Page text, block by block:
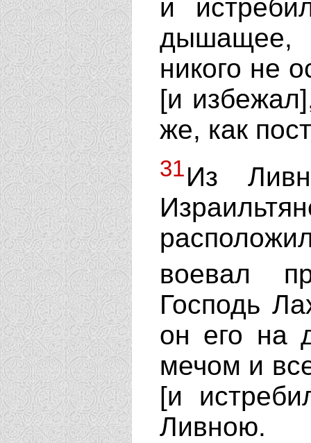
и
никого не
[и
же, как
31Из
воевал
Господь
он его на
мечом и
[и
Ливною.